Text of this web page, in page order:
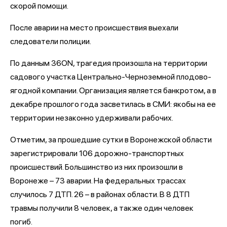
скорой помощи.
После аварии на место происшествия выехали
следователи полиции.
По данным 36ON, трагедия произошла на территории
садового участка Центрально-Черноземной плодово-
ягодной компании. Организация является банкротом, а в
декабре прошлого года засветилась в СМИ: якобы на ее
территории незаконно удерживали рабочих.
Отметим, за прошедшие сутки в Воронежской области
зарегистрировали 106 дорожно-транспортных
происшествий. Большинство из них произошли в
Воронеже – 73 аварии. На федеральных трассах
случилось 7 ДТП. 26 – в районах области. В 8 ДТП
травмы получили 8 человек, а также один человек
погиб.